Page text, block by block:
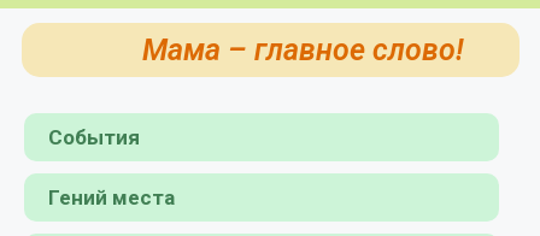
Мама – главное слово!
События
Гений места